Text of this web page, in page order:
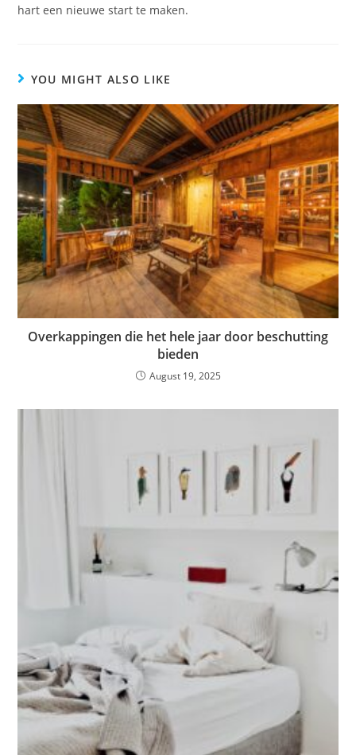
hart een nieuwe start te maken.
YOU MIGHT ALSO LIKE
Overkappingen die het hele jaar door beschutting
bieden
August 19, 2025